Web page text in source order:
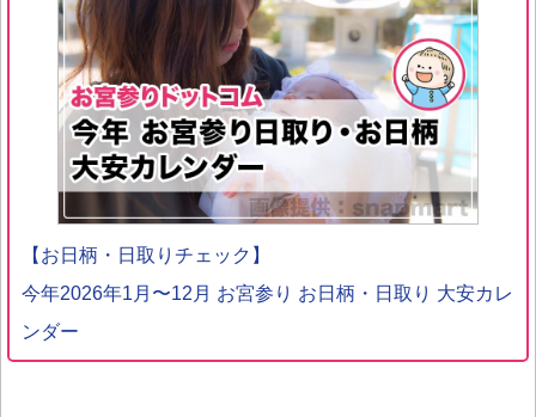
【お日柄・日取りチェック】
今年2026年1月〜12月 お宮参り お日柄・日取り 大安カレ
ンダー